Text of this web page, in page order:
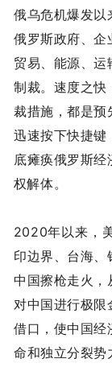
俄乌危机爆发以
俄罗斯政府、企
贸易、能源、
制裁。速度之快
裁措施，都是预
迅速按下快捷键
底瘫痪俄罗斯
权解体。
2020年以来，
印边界、台海、
中国擦枪走火，
对中国进行极限
借口，使中国经
命和独立分裂势